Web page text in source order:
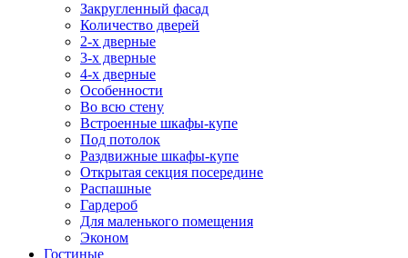
Закругленный фасад
Количество дверей
2-х дверные
3-х дверные
4-х дверные
Особенности
Во всю стену
Встроенные шкафы-купе
Под потолок
Раздвижные шкафы-купе
Открытая секция посередине
Распашные
Гардероб
Для маленького помещения
Эконом
Гостиные